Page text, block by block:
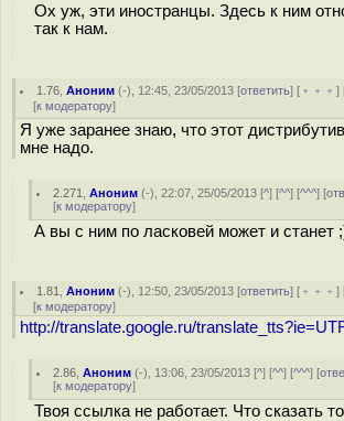
Ох уж, эти иностранцы. Здесь к ним
так к нам.
1.76 ,Аноним (-), 12:45, 23/05/2013 [ответить] [ ﹢﹢﹢]
[к модератору]
Я уже заранее знаю, что этот
мне надо.
2.271 ,Аноним (-), 22:07, 25/05/2013 [^] [^^] [^^^] [
[к модератору]
А вы с ним по ласковей может и станет
1.81 ,Аноним (-), 12:50, 23/05/2013 [ответить] [ ﹢﹢﹢]
[к модератору]
http://translate.google.ru/
2.86 ,Аноним (-), 13:06, 23/05/2013 [^] [^^] [^^^] [
[к модератору]
Твоя ссылка не работает. Что сказать